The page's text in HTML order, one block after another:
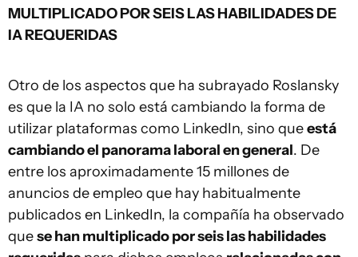
MULTIPLICADO POR SEIS LAS HABILIDADES DE
IA REQUERIDAS
Otro de los aspectos que ha subrayado Roslansky
es que la IA no solo está cambiando la forma de
utilizar plataformas como LinkedIn, sino queestá
cambiando el panorama laboral en general. De
entre los aproximadamente 15 millones de
anuncios de empleo que hay habitualmente
publicados en LinkedIn, la compañía ha observado
quese han multiplicado por seis las habilidades